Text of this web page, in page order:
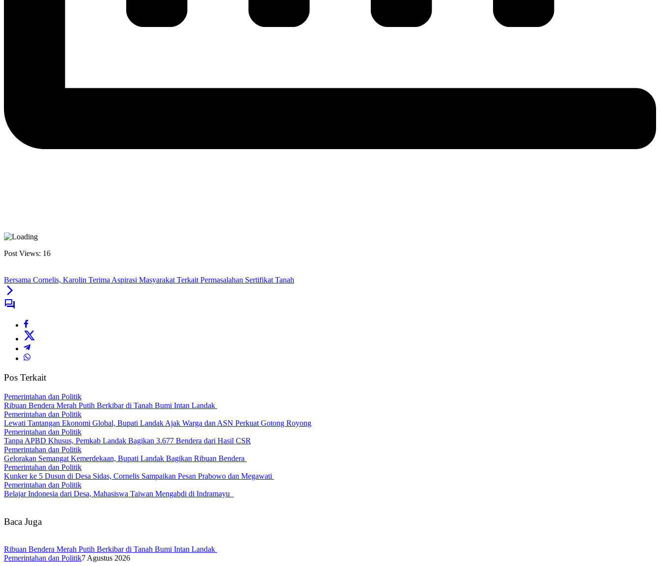
Post Views: 16
Bersama Cornelis, Karolin Terima Aspirasi Masyarakat Terkait Permasalahan Sertifikat Tanah
Pos Terkait
Pemerintahan dan Politik
Ribuan Bendera Merah Putih Berkibar di Tanah Bumi Intan Landak
Pemerintahan dan Politik
Lewati Tantangan Ekonomi Global, Bupati Landak Ajak Warga dan ASN Perkuat Gotong Royong
Pemerintahan dan Politik
Tanpa APBD Khusus, Pemkab Landak Bagikan 3.677 Bendera dari Hasil CSR
Pemerintahan dan Politik
Gelorakan Semangat Kemerdekaan, Bupati Landak Bagikan Ribuan Bendera
Pemerintahan dan Politik
Kunker ke 5 Dusun di Desa Sidas, Cornelis Sampaikan Pesan Prabowo dan Megawati
Pemerintahan dan Politik
Belajar Indonesia dari Desa, Mahasiswa Taiwan Mengabdi di Indramayu
Baca Juga
Ribuan Bendera Merah Putih Berkibar di Tanah Bumi Intan Landak
Pemerintahan dan Politik7 Agustus 2026